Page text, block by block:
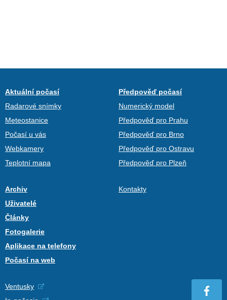
Aktuální počasí
Radarové snímky
Meteostanice
Počasí u vás
Webkamery
Teplotní mapa
Předpověď počasí
Numerický model
Předpověď pro Prahu
Předpověď pro Brno
Předpověď pro Ostravu
Předpověď pro Plzeň
Archiv
Uživatelé
Články
Fotogalerie
Aplikace na telefony
Počasí na web
Kontakty
Ventusky